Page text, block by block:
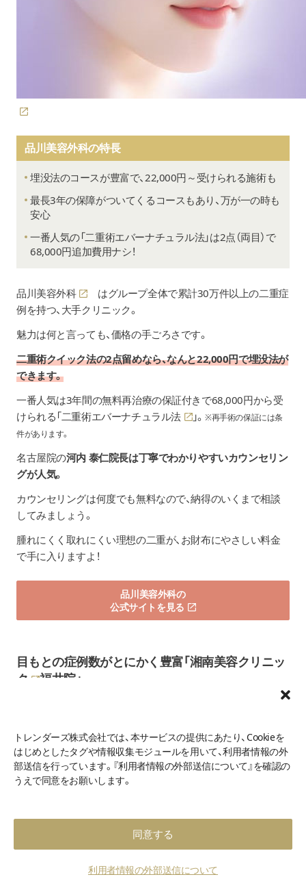
トレンダーズ株式会社では、本サービスの提供にあたり、Cookieを
はじめとしたタグや情報収集モジュールを用いて、利用者情報の外
部送信を行っています。『利用者情報の外部送信について』を確認の
うえで同意をお願いします。
同意する
利用者情報の外部送信について
品川美容外科の特長
埋没法のコースが豊富で、22,000円～受けられる施術も
最長3年の保障がついてくるコースもあり、万が一の時も
安心
一番人気の「二重術エバーナチュラル法」は2点（両目）で
68,000円追加費用ナシ！
品川美容外科
はグループ全体で累計30万件以上の二重症
例を持つ、大手クリニック。
魅力は何と言っても、価格の手ごろさです。
二重術クイック法の2点留めなら、なんと22,000円で埋没法が
できます。
一番人気は3年間の無料再治療の保証付きで68,000円から受
けられる「二重術エバーナチュラル法 」。※再手術の保証には条
件があります。
名古屋院の河内 泰仁院長は丁寧でわかりやすいカウンセリン
グが人気。
カウンセリングは何度でも無料なので、納得のいくまで相談
してみましょう。
腫れにくく取れにくい理想の二重が、お財布にやさしい料金
で手に入りますよ！
品川美容外科の
公式サイトを見る
目もとの症例数がとにかく豊富「湘南美容クリニッ
ク
福井院」